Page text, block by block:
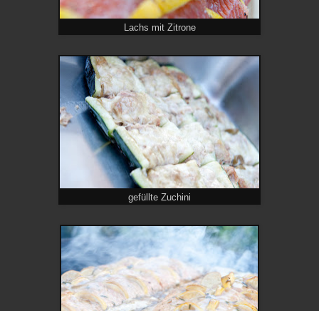
Lachs mit Zitrone
gefüllte Zuchini